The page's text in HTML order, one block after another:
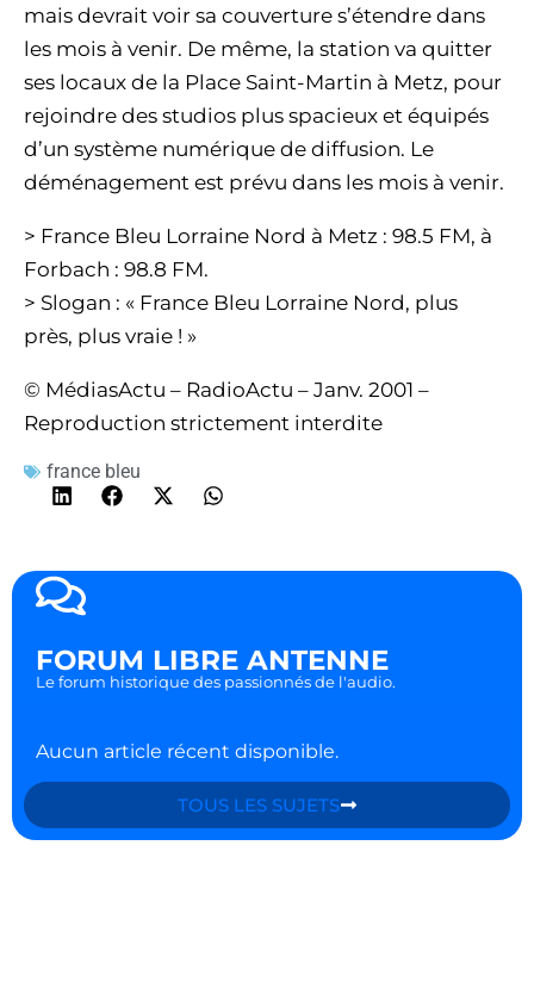
mais devrait voir sa couverture s’étendre dans
les mois à venir. De même, la station va quitter
ses locaux de la Place Saint-Martin à Metz, pour
rejoindre des studios plus spacieux et équipés
d’un système numérique de diffusion. Le
déménagement est prévu dans les mois à venir.
> France Bleu Lorraine Nord à Metz : 98.5 FM, à
Forbach : 98.8 FM.
> Slogan : « France Bleu Lorraine Nord, plus
près, plus vraie ! »
© MédiasActu – RadioActu – Janv. 2001 –
Reproduction strictement interdite
france bleu
FORUM LIBRE ANTENNE
Le forum historique des passionnés de l'audio.
Aucun article récent disponible.
TOUS LES SUJETS